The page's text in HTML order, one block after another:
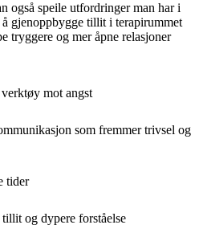
også speile utfordringer man har i
gjenoppbygge tillit i terapirummet
tryggere og mer åpne relasjoner
mot angst
som fremmer trivsel og
tider
og dypere forståelse